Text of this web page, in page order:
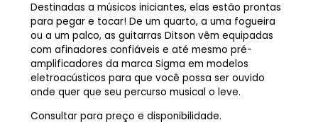
Destinadas a músicos iniciantes, elas estão prontas
para pegar e tocar! De um quarto, a uma fogueira
ou a um palco, as guitarras Ditson vêm equipadas
com afinadores confiáveis e até mesmo pré-
amplificadores da marca Sigma em modelos
eletroacústicos para que você possa ser ouvido
onde quer que seu percurso musical o leve.
Consultar para preço e disponibilidade.